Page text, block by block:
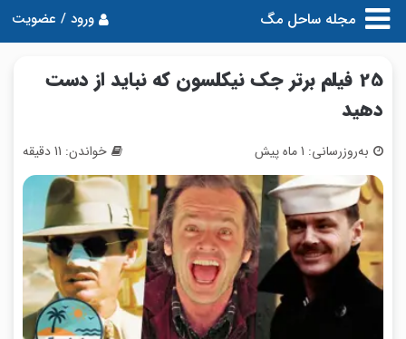
مجله ساحل مگ ورود / عضویت
25 فیلم برتر جک نیکلسون که نباید از دست
دهید
به‌روزرسانی: 1 ماه پیش خواندن: 11 دقیقه